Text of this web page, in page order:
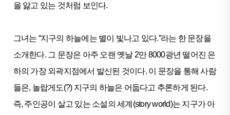
을 앓고 있는 것처럼 보인다.
그녀는 “지구의 하늘에는 별이 빛나고 있다.”라는 한 문장을
소개한다. 그 문장은 아주 오랜 옛날 2만 8000광년 떨어진 은
하의 가장 외곽지점에서 발신된 것이다. 이 문장을 통해 사람
들은, 놀랍게도(?) 지구의 하늘은 어둡다고 추론하게 된다.
즉, 주인공이 살고 있는 소설의 세계(story world)는 지구가 아